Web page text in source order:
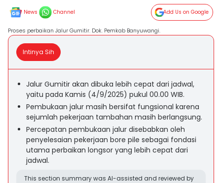
News Channel Add Us on Google
Proses perbaikan Jalur Gumitir. Dok. Pemkab Banyuwangi.
Intinya Sih
Jalur Gumitir akan dibuka lebih cepat dari jadwal,
yaitu pada Kamis (4/9/2025) pukul 00.00 WIB.
Pembukaan jalur masih bersifat fungsional karena
sejumlah pekerjaan tambahan masih berlangsung.
Percepatan pembukaan jalur disebabkan oleh
penyelesaian pekerjaan bore pile sebagai fondasi
utama perbaikan longsor yang lebih cepat dari
jadwal.
This section summary was AI-assisted and reviewed by